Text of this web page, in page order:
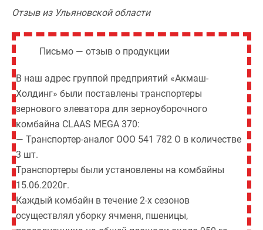
Отзыв из Ульяновской области
Письмо — отзыв о продукции
В наш адрес группой предприятий «Акмаш-
Холдинг» были поставлены транспортеры
зернового элеватора для зерноуборочного
комбайна CLAAS МЕGА 370:
— Транспортер-аналог ООО 541 782 О в количестве
3 шт.
Транспортеры были установлены на комбайны
15.06.2020г.
Каждый комбайн в течение 2-х сезонов
осуществлял уборку ячменя, пшеницы,